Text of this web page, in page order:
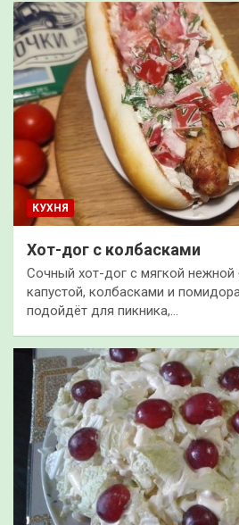
КУХНЯ
Хот-дог с колбасками
Сочный хот-дог с мягкой нежной
капустой, колбасками и
подойдёт для пикника,…